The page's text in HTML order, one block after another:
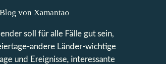
soll für alle Fälle gut sein,
andere Länder-wichtige
und Ereignisse, interessante